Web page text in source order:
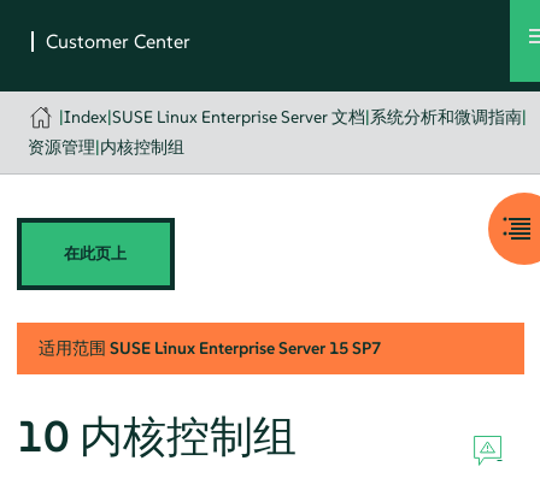
|Index|SUSE Linux Enterprise Server 文档|系统分析和微调指南|
资源管理|内核控制组
在此页上
适用范围 SUSE Linux Enterprise Server 15 SP7
10 内核控制组